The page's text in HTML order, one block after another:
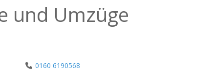
und Umzüge
0160 6190568